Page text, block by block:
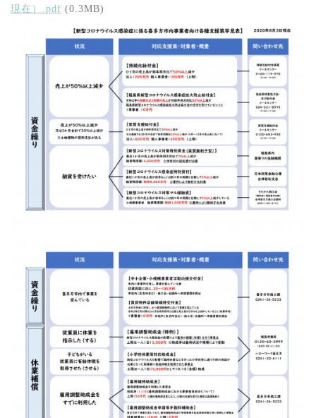
現在）.pdf (0.3MB)